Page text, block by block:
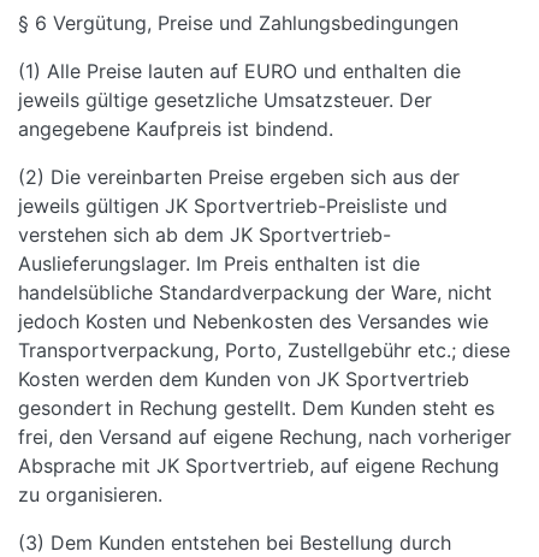
§ 6 Vergütung, Preise und Zahlungsbedingungen
(1) Alle Preise lauten auf EURO und enthalten die
jeweils gültige gesetzliche Umsatzsteuer. Der
angegebene Kaufpreis ist bindend.
(2) Die vereinbarten Preise ergeben sich aus der
jeweils gültigen JK Sportvertrieb-Preisliste und
verstehen sich ab dem JK Sportvertrieb-
Auslieferungslager. Im Preis enthalten ist die
handelsübliche Standardverpackung der Ware, nicht
jedoch Kosten und Nebenkosten des Versandes wie
Transportverpackung, Porto, Zustellgebühr etc.; diese
Kosten werden dem Kunden von JK Sportvertrieb
gesondert in Rechung gestellt. Dem Kunden steht es
frei, den Versand auf eigene Rechung, nach vorheriger
Absprache mit JK Sportvertrieb, auf eigene Rechung
zu organisieren.
(3) Dem Kunden entstehen bei Bestellung durch